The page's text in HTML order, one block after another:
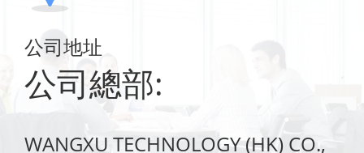
公司地址
公司總部:
WANGXU TECHNOLOGY (HK) CO.,